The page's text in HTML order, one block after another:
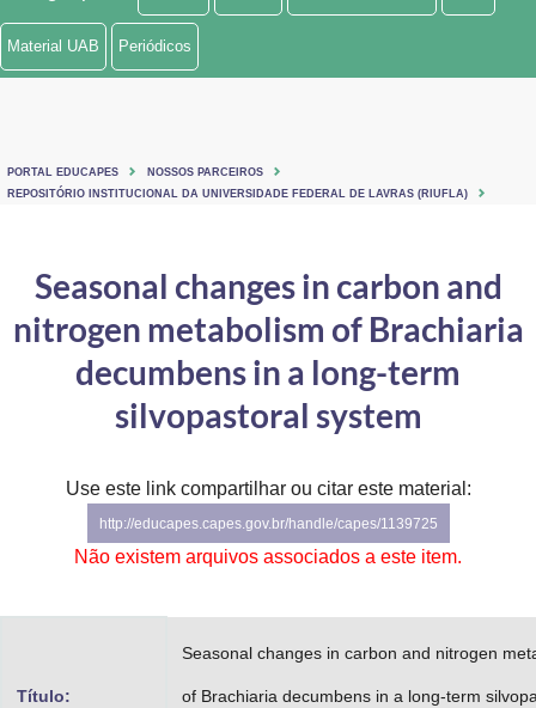
Ministério de Minas e Energia
Ministério do Turismo
Controladoria-Geral da União
Ministério da Mulher, da Família e dos Direitos Humanos
Gabinete de Segurança Institucional
Advocacia-Geral da União
Material UAB Periódicos
PORTAL EDUCAPES
NOSSOS PARCEIROS
REPOSITÓRIO INSTITUCIONAL DA UNIVERSIDADE FEDERAL DE LAVRAS (RIUFLA)
Seasonal changes in carbon and
nitrogen metabolism of Brachiaria
decumbens in a long-term
silvopastoral system
Use este link compartilhar ou citar este material:
http://educapes.capes.gov.br/handle/capes/1139725
Não existem arquivos associados a este item.
Título:
Seasonal changes in carbon and nitrogen
of Brachiaria decumbens in a long-term